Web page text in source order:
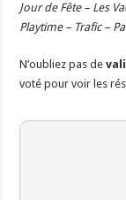
Jour de Fête– Les
Playtime– Trafic–
N’oubliez pas de
voté pour voir les